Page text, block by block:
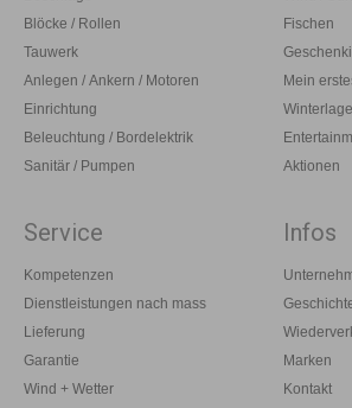
Blöcke / Rollen
Tauwerk
Anlegen / Ankern / Motoren
Einrichtung
Beleuchtung / Bordelektrik
Sanitär / Pumpen
Fischen
Mein
Aktionen
Service
Kompetenzen
Dienstleistungen nach mass
Lieferung
Garantie
Wind + Wetter
Infos
Marken
Kontakt